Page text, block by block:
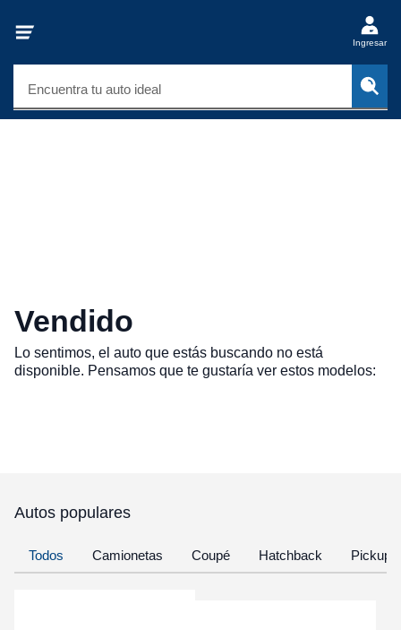
Ingresar
Encuentra tu auto ideal
Vendido
Lo sentimos, el auto que estás buscando no está
disponible. Pensamos que te gustaría ver estos modelos:
Autos populares
Todos Camionetas Coupé Hatchback Pickup